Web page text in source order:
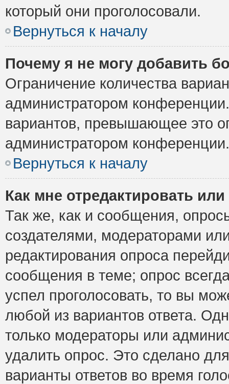
который они проголосовали.
Вернуться к началу
Почему я не могу добавить
Ограничение количества
администратором
вариантов, превышающее это
администратором конференции.
Вернуться к началу
Как мне отредактировать
Так же, как и сообщения,
создателями, модераторами
редактирования опроса
сообщения в теме; опрос
успел проголосовать, то вы
любой из вариантов ответа.
только модераторы или
удалить опрос. Это сделано
варианты ответов во время